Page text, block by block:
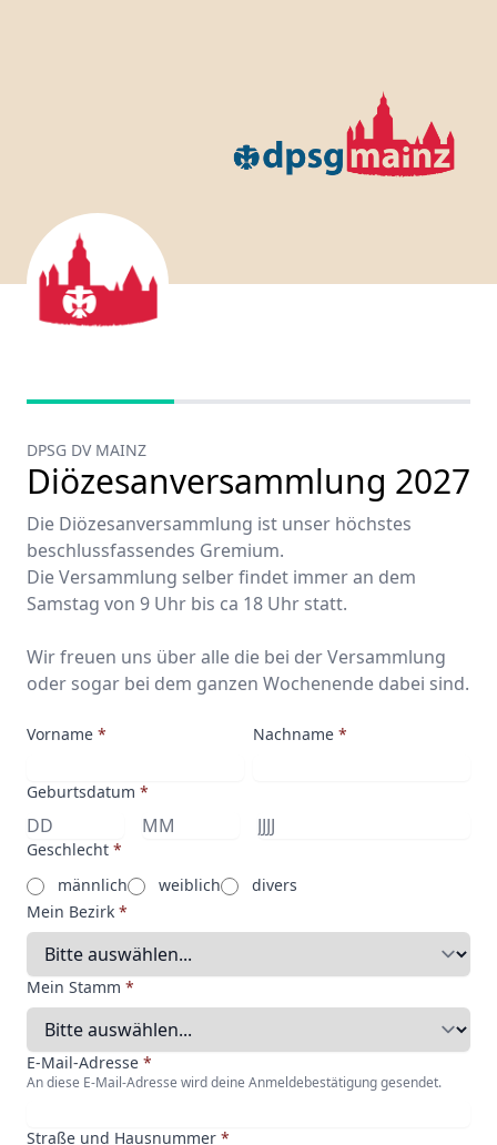
DPSG DV MAINZ
Diözesanversammlung 2027
Die Diözesanversammlung ist unser höchstes
beschlussfassendes Gremium.
Die Versammlung selber findet immer an dem
Samstag von 9 Uhr bis ca 18 Uhr statt.
Wir freuen uns über alle die bei der Versammlung
oder sogar bei dem ganzen Wochenende dabei sind.
Vorname * Nachname *
Geburtsdatum *
Geschlecht *
männlich
weiblich
divers
Mein Bezirk *
Mein Stamm *
E-Mail-Adresse *
An diese E-Mail-Adresse wird deine Anmeldebestätigung gesendet.
Straße und Hausnummer *